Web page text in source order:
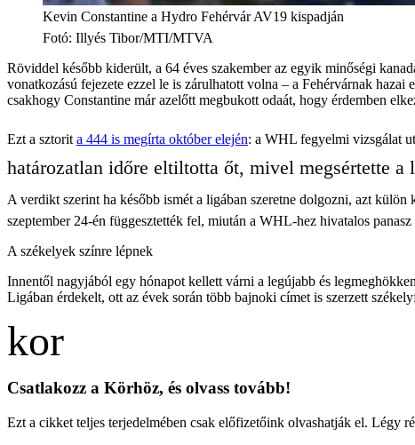
Kevin Constantine a Hydro Fehérvár AV19 kispadján
Fotó: Illyés Tibor/MTI/MTVA
Röviddel később kiderült, a 64 éves szakember az egyik minőségi
vonatkozású fejezete ezzel le is zárulhatott volna – a Fehérvárnak
csakhogy Constantine már azelőtt megbukott odaát, hogy érdemben
Ezt a sztorit a 444 is megírta október elején: a WHL fegyelmi vizsgálat
határozatlan időre eltiltotta őt, mivel megsértette
A verdikt szerint ha később ismét a ligában szeretne dolgozni, azt
szeptember 24-én függesztették fel, miután a WHL-hez hivatalos
A székelyek színre lépnek
Innentől nagyjából egy hónapot kellett várni a legújabb és
Ligában érdekelt, ott az évek során több bajnoki címet is szerzett
Csatlakozz a Körhöz, és olvass tovább!
Ezt a cikket teljes terjedelmében csak előfizetőink olvashatják el. Légy